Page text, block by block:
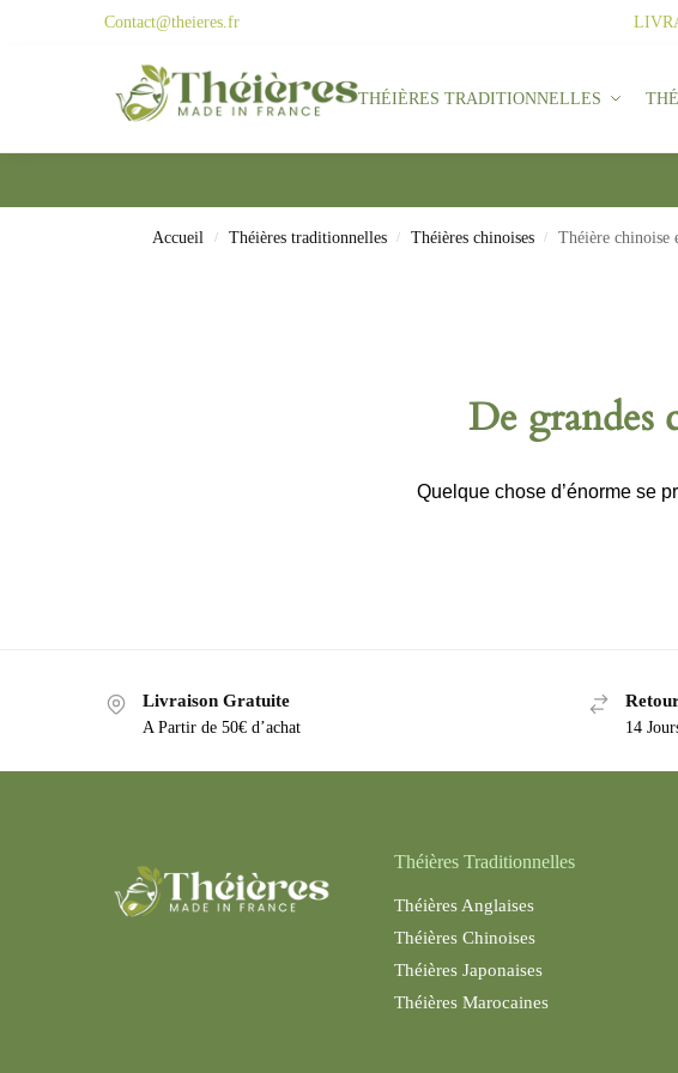
Contact@theieres.fr
THÉIÈRES TRADITIONNELLES
Search
Accueil / Théières traditionnelles / Théières chinoises / Théière chinoise
De grandes
Quelque chose d’énorme se
Livraison Gratuite
A Partir de 50€ d’achat 14
Théières Traditionnelles
Théières Anglaises
Théières Chinoises
Théières Japonaises
Théières Marocaines